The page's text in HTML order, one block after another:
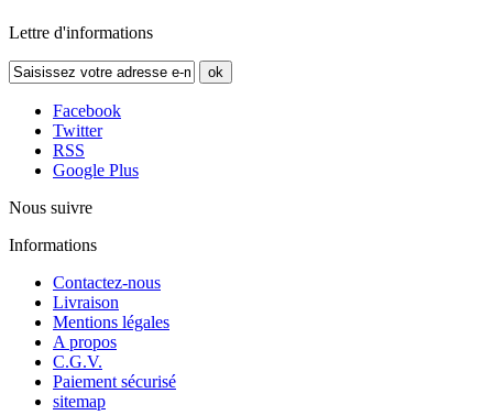
Lettre d'informations
ok
Facebook
Twitter
RSS
Google Plus
Nous suivre
Informations
Contactez-nous
Livraison
Mentions légales
A propos
C.G.V.
Paiement sécurisé
sitemap